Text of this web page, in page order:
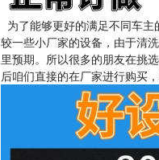
为了能够更好的满足不同车
较一些小厂家的设备，由于清
里预期。所以很多的朋友在挑
后咱们直接的在厂家进行购买